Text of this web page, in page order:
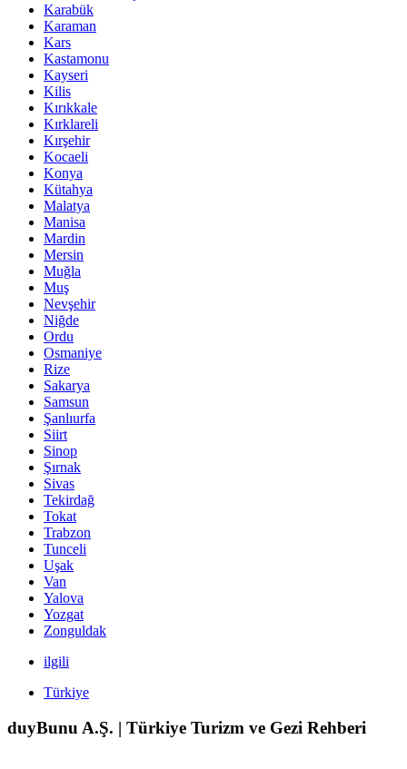
Karabük
Karaman
Kars
Kastamonu
Kayseri
Kilis
Kırıkkale
Kırklareli
Kırşehir
Kocaeli
Konya
Kütahya
Malatya
Manisa
Mardin
Mersin
Muğla
Muş
Nevşehir
Niğde
Ordu
Osmaniye
Rize
Sakarya
Samsun
Şanlıurfa
Siirt
Sinop
Şırnak
Sivas
Tekirdağ
Tokat
Trabzon
Tunceli
Uşak
Van
Yalova
Yozgat
Zonguldak
ilgili
Türkiye
duyBunu A.Ş. | Türkiye Turizm ve Gezi Rehberi